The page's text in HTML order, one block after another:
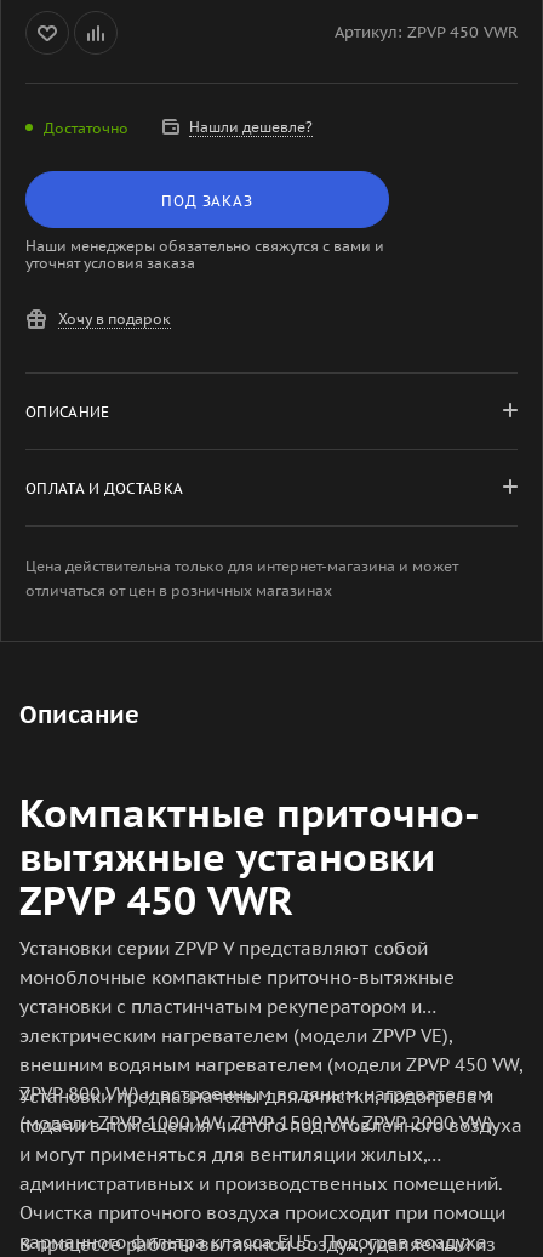
Артикул: ZPVP 450 VWR
Достаточно Нашли дешевле?
ПОД ЗАКАЗ
Наши менеджеры обязательно свяжутся с вами и
уточнят условия заказа
Хочу в подарок
ОПИСАНИЕ
ОПЛАТА И ДОСТАВКА
Цена действительна только для интернет-магазина и может
отличаться от цен в розничных магазинах
Описание
Компактные приточно-
вытяжные установки
ZPVP 450 VWR
Установки серии ZPVP V представляют собой
моноблочные компактные приточно-вытяжные
установки с пластинчатым рекуператором и
электрическим нагревателем (модели ZPVP VE),
внешним водяным нагревателем (модели ZPVP 450 VW,
ZPVP 800 VW) и встроенным водяным нагревателем
(модели ZPVP 1000 VW, ZPVP 1500 VW, ZPVP 2000 VW).
Установки предназначены для очистки, подогрева и
подачи в помещения чистого подготовленного воздуха
и могут применяться для вентиляции жилых,
административных и производственных помещений.
Очистка приточного воздуха происходит при помощи
карманного фильтра класса EU5. Подогрев воздуха
В процессе работы вытяжной воздух, удаляемый из